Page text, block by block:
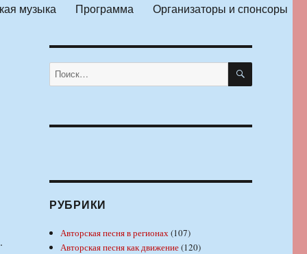
музыка Программа Организаторы и спонсоры
Искать: ПОИСК
РУБРИКИ
Авторская песня в регионах(107)
Авторская песня как движение(120)